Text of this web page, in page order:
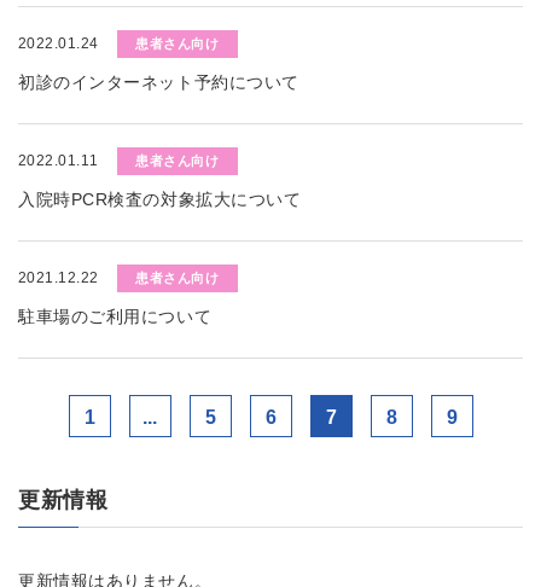
2022.01.24 患者さん向け
初診のインターネット予約について
2022.01.11 患者さん向け
入院時PCR検査の対象拡大について
2021.12.22 患者さん向け
駐車場のご利用について
1 ... 5 6 7 8 9
更新情報
更新情報はありません。